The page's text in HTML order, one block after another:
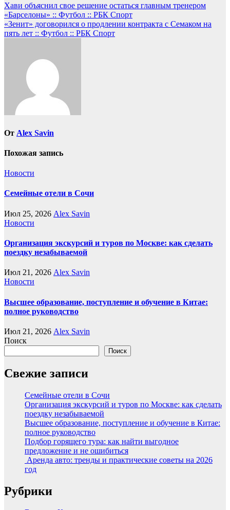
Навигация
по
записям
Хави объяснил свое решение остаться главным тренером
«Барселоны» :: Футбол :: РБК Спорт
«Зенит» договорился о продлении контракта с Семаком на
пять лет :: Футбол :: РБК Спорт
От Alex Savin
Похожая запись
Новости
Семейные отели в Сочи
Июл 25, 2026 Alex Savin
Новости
Организация экскурсий и туров по Москве: как сделать
поездку незабываемой
Июл 21, 2026 Alex Savin
Новости
Высшее образование, поступление и обучение в Китае:
полное руководство
Июл 21, 2026 Alex Savin
Поиск
Поиск
Свежие записи
Семейные отели в Сочи
Организация экскурсий и туров по Москве: как сделать
поездку незабываемой
Высшее образование, поступление и обучение в Китае:
полное руководство
Подбор горящего тура: как найти выгодное
предложение и не ошибиться
Аренда авто: тренды и практические советы на 2026
год
Рубрики